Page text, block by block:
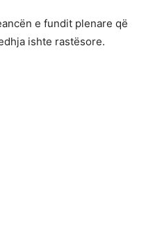
e fundit plenare që
ishte rastësore.